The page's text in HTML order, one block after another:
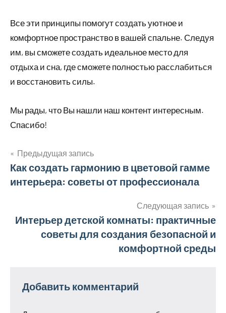
Все эти принципы помогут создать уютное и
комфортное пространство в вашей спальне. Следуя
им, вы сможете создать идеальное место для
отдыха и сна, где сможете полностью расслабиться
и восстановить силы.
Мы рады, что Вы нашли наш контент интересным.
Спасибо!
Навигация
по
Предыдущая запись
Как создать гармонию в цветовой гамме
интерьера: советы от профессионала
Следующая запись
Интерьер детской комнаты: практичные
советы для создания безопасной и
комфортной среды
Добавить комментарий